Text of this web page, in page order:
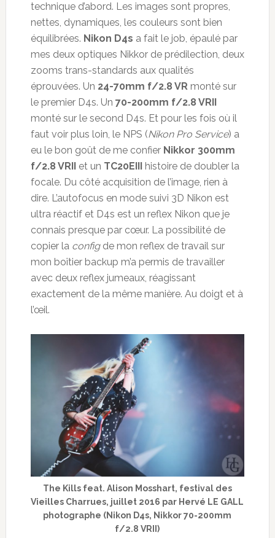
technique d’abord. Les images sont propres,
nettes, dynamiques, les couleurs sont bien
équilibrées. Nikon D4s a fait le job, épaulé par
mes deux optiques Nikkor de prédilection, deux
zooms trans-standards aux qualités
éprouvées. Un 24-70mm f/2.8 VRmonté sur
le premier D4s. Un 70-200mm f/2.8 VRII
monté sur le second D4s. Et pour les fois où il
faut voir plus loin, le NPS (Nikon Pro Service) a
eu le bon goût de me confier Nikkor 300mm
f/2.8 VRII
et un TC20EIII
histoire de doubler la
focale. Du côté acquisition de l’image, rien à
dire. L’autofocus en mode suivi 3D Nikon est
ultra réactif et D4s est un reflex Nikon que je
connais presque par cœur. La possibilité de
copier la configde mon reflex de travail sur
mon boîtier backup m’a permis de travailler
avec deux reflex jumeaux, réagissant
exactement de la même manière. Au doigt et à
l’œil.
The Kills feat. Alison Mosshart, festival des
Vieilles Charrues, juillet 2016 par Hervé LE GALL
photographe (Nikon D4s, Nikkor 70-200mm
f/2.8 VRII)